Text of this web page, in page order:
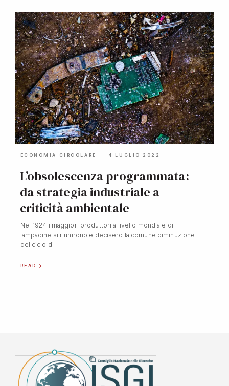
ECONOMIA CIRCOLARE 4 LUGLIO 2022
L’obsolescenza programmata:
da strategia industriale a
criticità ambientale
Nel 1924 i maggiori produttori a livello mondiale di
lampadine si riunirono e decisero la comune diminuzione
del ciclo di
READ